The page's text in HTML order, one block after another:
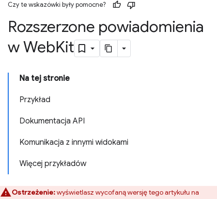
Czy te wskazówki były pomocne?
Rozszerzone powiadomienia
w WebKit
Na tej stronie
Przykład
Dokumentacja API
Komunikacja z innymi widokami
Więcej przykładów
Ostrzeżenie:wyświetlasz wycofaną wersję tego artykułu na